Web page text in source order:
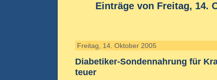
Einträge von Freitag, 14.
Freitag, 14. Oktober 2005
Diabetiker-Sondennahrung für
teuer